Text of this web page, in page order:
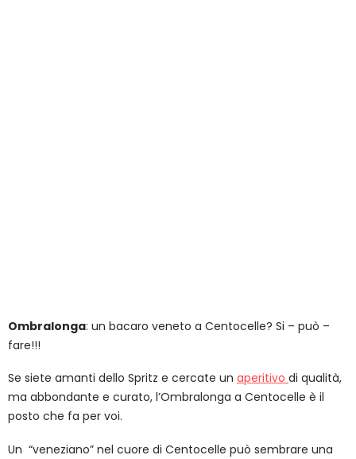
Ombralonga: un bacaro veneto a Centocelle? Si – può –
fare!!!
Se siete amanti dello Spritz e cercate un aperitivo di qualità,
ma abbondante e curato, l’Ombralonga a Centocelle è il
posto che fa per voi.
Un “veneziano” nel cuore di Centocelle può sembrare una